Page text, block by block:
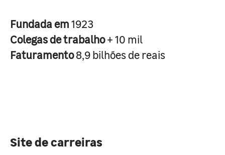
Fundada em1923
Colegas de trabalho+ 10 mil
Faturamento8,9 bilhões de reais
Site de carreiras